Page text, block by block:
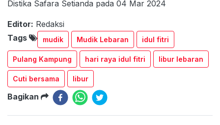
Distika Safara Setianda pada 04 Mar 2024
Editor: Redaksi
Tags
mudik Mudik Lebaran idul fitri
Pulang Kampung hari raya idul fitri libur lebaran
Cuti bersama libur
Bagikan